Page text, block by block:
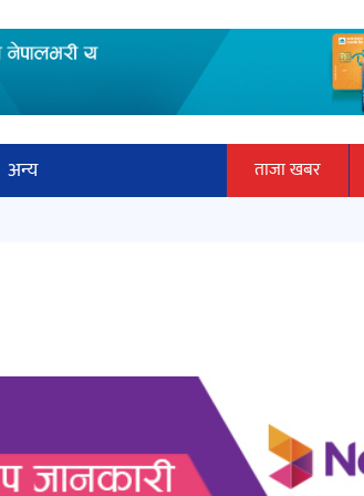
अन्य
ताजा खबर
हलमा छैन ‘गौँथली’को टिकट